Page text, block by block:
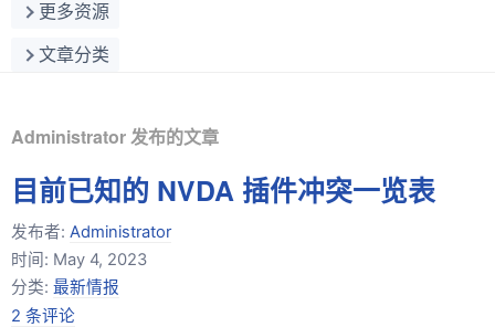
字
更多资源
文章分类
Administrator 发布的文章
目前已知的 NVDA 插件冲突一览表
发布者: Administrator
时间: May 4, 2023
分类: 最新情报
2 条评论